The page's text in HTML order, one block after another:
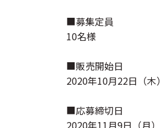
■募集定員
10名様
■販売開始日
2020年10月22日（木）
■応募締切日